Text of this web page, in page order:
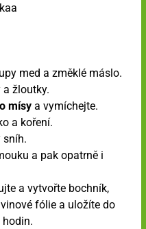
med a změklé máslo.
a žloutky.
mísy a vymíchejte.
a koření.
sníh.
a pak opatrně i
a vytvořte bochník,
fólie a uložíte do
hodin.